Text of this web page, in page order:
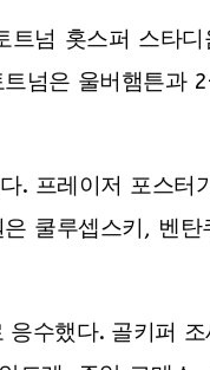
트넘 홋스퍼 스타
트넘은 울버햄튼과
. 프레이저 포스터
쿨루셉스키, 벤
수했다. 골키퍼